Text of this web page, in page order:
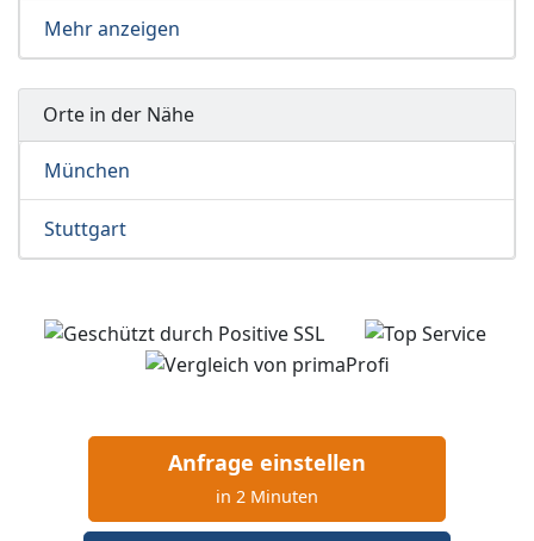
Mehr anzeigen
Orte in der Nähe
München
Stuttgart
Anfrage einstellen
in 2 Minuten